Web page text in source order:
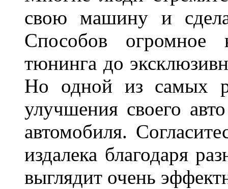
свою машину и
Способов огромное
тюнинга до
Но одной из самых
улучшения своего
автомобиля.
издалека благодаря
выглядит очень